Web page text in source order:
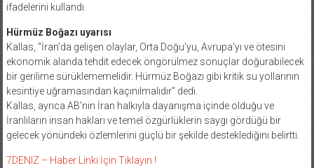
ifadelerini kullandı.
Hürmüz Boğazı uyarısı
Kallas, “İran’da gelişen olaylar, Orta Doğu’yu, Avrupa’yı ve ötesini
ekonomik alanda tehdit edecek öngörülmez sonuçlar doğurabilecek
bir gerilime sürüklememelidir. Hürmüz Boğazı gibi kritik su yollarının
kesintiye uğramasından kaçınılmalıdır” dedi.
Kallas, ayrıca AB’nin İran halkıyla dayanışma içinde olduğu ve
İranlıların insan hakları ve temel özgürlüklerin saygı gördüğü bir
gelecek yönündeki özlemlerini güçlü bir şekilde desteklediğini belirtti.
7DENIZ – Haber Linki İçin Tıklayın !